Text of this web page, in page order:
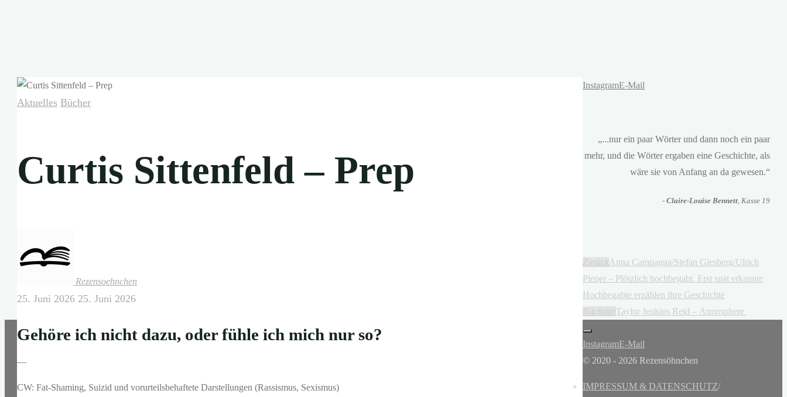
Aktuelles Bücher
Curtis Sittenfeld – Prep
Rezensoehnchen
25. Juni 2026 25. Juni 2026
Gehöre ich nicht dazu, oder fühle ich mich nur so?
—
CW: Fat-Shaming, Suizid und vorurteilsbehaftete Darstellungen (Rassismus, Sexismus)
InstagramE-Mail
„...nur ein paar Wörter und dann noch ein paar
mehr, und die Wörter ergaben eine Geschichte, als
wäre sie von Anfang an da gewesen.“
- Claire-Louise Bennett, Kasse 19
Zurück Anna Campagna/Stefan Giesberg/Ulrich
Pieper – Plötzlich hochbegabt. Erst spät erkannte
Hochbegabte erzählen ihre Geschichte
NächsterTaylor Jenkins Reid – Atmosphere
InstagramE-Mail
© 2020 - 2026 Rezensöhnchen
IMPRESSUM & DATENSCHUTZ/